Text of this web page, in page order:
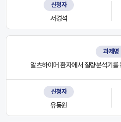
신청자
서경석
과제명
알츠하이머 환자에서 질량분석기를
신청자
유동원